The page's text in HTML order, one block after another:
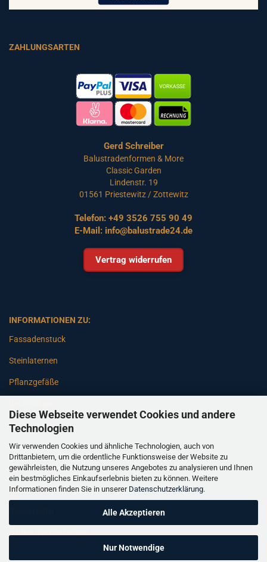
Diese Webseite verwendet Cookies und andere
Technologien
Wir verwenden Cookies und ähnliche Technologien, auch von
Drittanbietern, um die ordentliche Funktionsweise der Website zu
gewährleisten, die Nutzung unseres Angebotes zu analysieren und Ihnen
ein bestmögliches Einkaufserlebnis bieten zu können. Weitere
Informationen finden Sie in unserer Datenschutzerklärung.
Alle Akzeptieren
Nur Notwendige
ZAHLUNGSARTEN
Gerd Schreiber
Balustradenformen & More
Classic Garden
Lindenstr. 19
01561 Priestewitz / Zottewitz
Telefon: +49 3526 755 90 49
E-Mail: info@balustrade24.de
Vertrag widerrufen
INFORMATIONEN ZU:
Fassadenstuck
Steinlaternen
Pflanzgefäße
Gartenbänke
Pfeiler
Gartenbrunnen
Gartenfiguren